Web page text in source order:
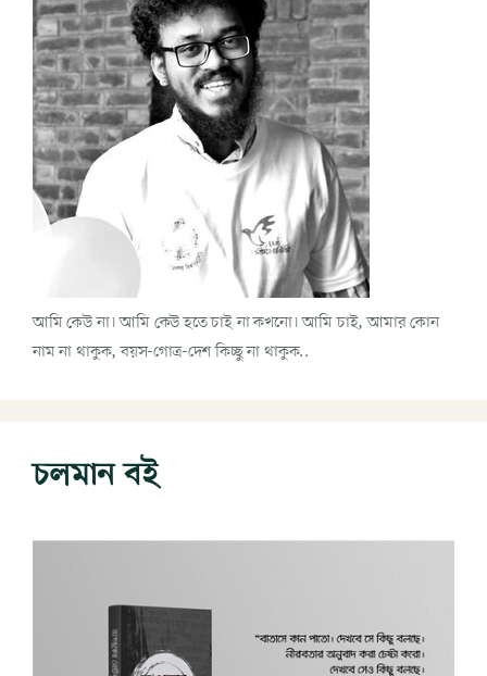
আমি কেউ না। আমি কেউ হতে চাই না কখনো। আমি চাই, আমার কোন
নাম না থাকুক, বয়স-গোত্র-দেশ কিচ্ছু না থাকুক..
চলমান বই